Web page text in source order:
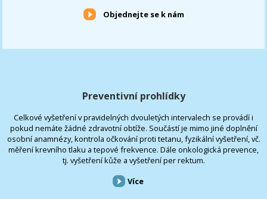
Objednejte se k nám
Preventivní prohlídky
Celkové vyšetření v pravidelných dvouletých intervalech se provádí i
pokud nemáte žádné zdravotní obtíže. Součástí je mimo jiné doplnění
osobní anamnézy, kontrola očkování proti tetanu, fyzikální vyšetření, vč.
měření krevního tlaku a tepové frekvence. Dále onkologická prevence,
tj. vyšetření kůže a vyšetření per rektum.
Více